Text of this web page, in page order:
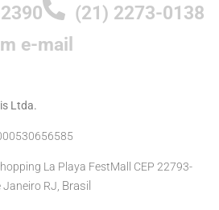
(21) 2273-0138
e-mail
Ltda.
La Playa FestMall CEP 22793-
RJ, Brasil